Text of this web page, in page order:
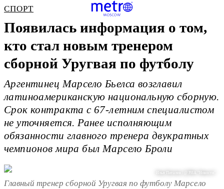
СПОРТ
Появилась информация о том,
кто стал новым тренером
сборной Уругвая по футболу
Аргентинец Марсело Бьелса возглавил
латиноамериканскую национальную сборную.
Срок контракта с 67-летним специалистом
не уточняется. Ранее исполняющим
обязанности главного тренера двукратных
чемпионов мира был Марсело Броли
Илья Питалев / @ РИА "Новости"
Главный тренер сборной Уругвая по футболу Марсело